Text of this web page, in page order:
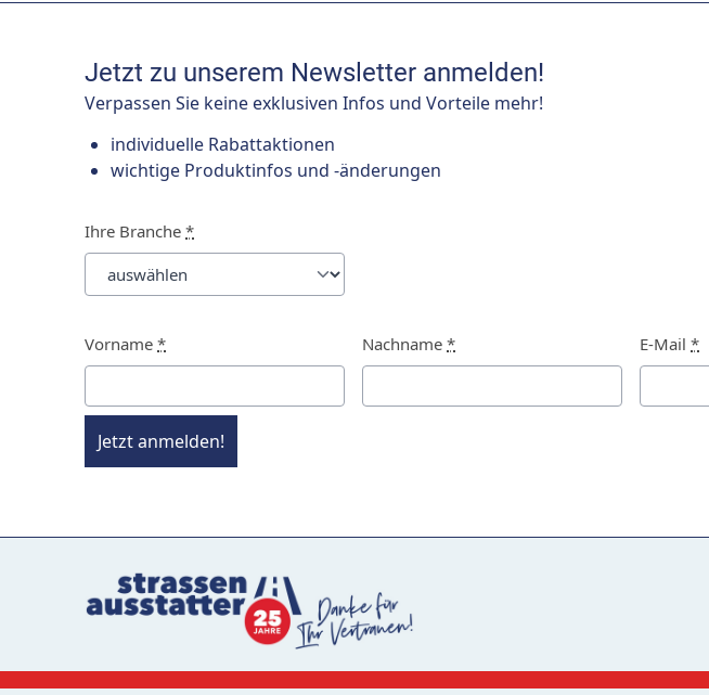
Jetzt zu unserem Newsletter anmelden!
Verpassen Sie keine exklusiven Infos und Vorteile mehr!
individuelle Rabattaktionen
wichtige Produktinfos und -änderungen
Ihre Branche *
Vorname * Nachname * E-Mail *
Jetzt anmelden!